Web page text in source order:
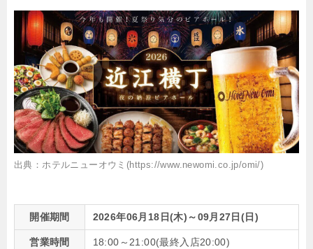
出典：ホテルニューオウミ(https://www.newomi.co.jp/omi/)
開催期間 2026年06月18日(木)～09月27日(日)
営業時間 18:00～21:00(最終入店20:00)